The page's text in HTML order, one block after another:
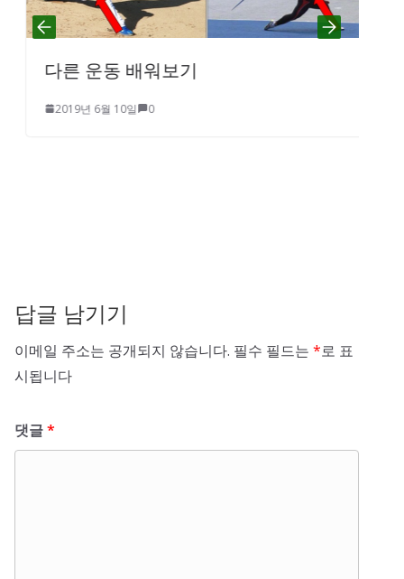
다른 운동 배워보기
2019년 6월 10일 0
답글 남기기
이메일 주소는 공개되지 않습니다. 필수 필드는 *로 표
시됩니다
댓글*